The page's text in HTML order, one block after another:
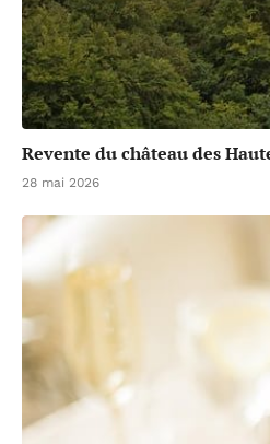
Revente du château des
28 mai 2026